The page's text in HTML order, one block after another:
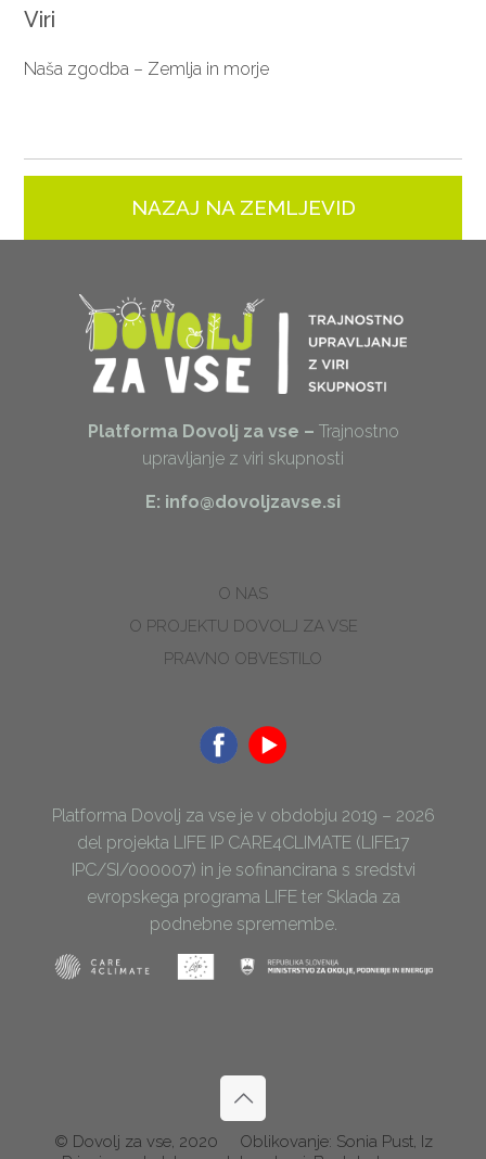
Viri
Naša zgodba – Zemlja in morje
NAZAJ NA ZEMLJEVID
Platforma Dovolj za vse – Trajnostno
upravljanje z viri skupnosti
E: info@dovoljzavse.si
O NAS
O PROJEKTU DOVOLJ ZA VSE
PRAVNO OBVESTILO
Platforma Dovolj za vse je v obdobju 2019 – 2026
del projekta LIFE IP CARE4CLIMATE (LIFE17
IPC/SI/000007) in je sofinancirana s sredstvi
evropskega programa LIFE ter Sklada za
podnebne spremembe.
© Dovolj za vse, 2020
Oblikovanje: Sonia Pust, Iz